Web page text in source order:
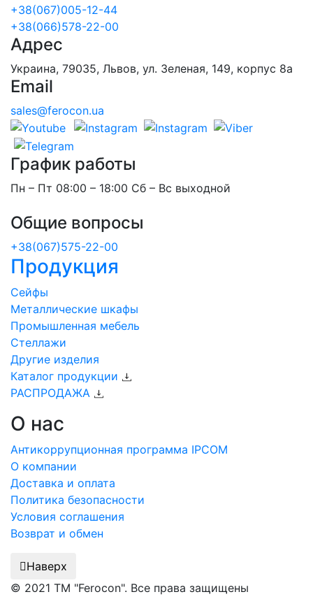
+38(067)005-12-44
+38(066)578-22-00
Адрес
Украина, 79035, Львов, ул. Зеленая, 149, корпус 8а
Email
sales@ferocon.ua
График работы
Пн – Пт 08:00 – 18:00 Сб – Вс выходной
Общие вопросы
+38(067)575-22-00
Продукция
Сейфы
Металлические шкафы
Промышленная мебель
Стеллажи
Другие изделия
Каталог продукции
РАСПРОДАЖА
О нас
Антикоррупционная программа IPCOM
О компании
Доставка и оплата
Политика безопасности
Условия соглашения
Возврат и обмен
Наверх
© 2021 ТМ "Ferocon". Все права защищены